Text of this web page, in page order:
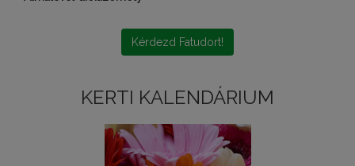
Kérdezd Fatudort!
KERTI KALENDÁRIUM